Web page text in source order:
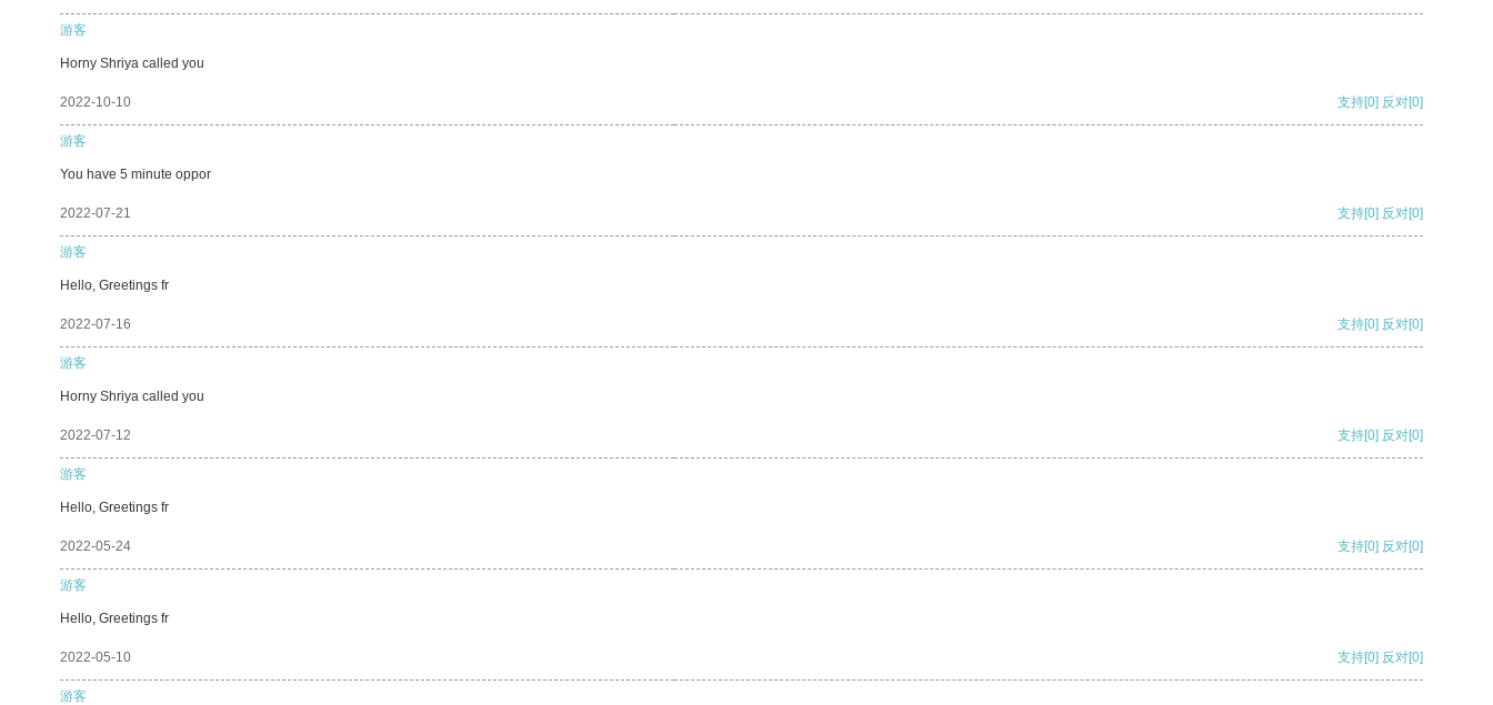
游客
Horny Shriya called you
2022-10-10 支持[0] 反对[0]
游客
You have 5 minute oppor
2022-07-21 支持[0] 反对[0]
游客
Hello, Greetings fr
2022-07-16 支持[0] 反对[0]
游客
Horny Shriya called you
2022-07-12 支持[0] 反对[0]
游客
Hello, Greetings fr
2022-05-24 支持[0] 反对[0]
游客
Hello, Greetings fr
2022-05-10 支持[0] 反对[0]
游客